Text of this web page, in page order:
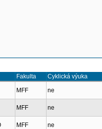
Fakulta Cyklická výuka
MFF ne
MFF ne
MFF ne